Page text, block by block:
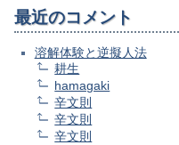
最近のコメント
溶解体験と逆擬人法
耕生
hamagaki
辛文則
辛文則
辛文則